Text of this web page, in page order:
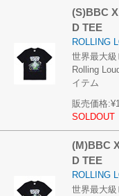
(S)BBC
D TEE
ROLLING
世界最大級
Rolling
イテム
販売価格:
SOLDOUT
(M)BBC
D TEE
ROLLING
世界最大級